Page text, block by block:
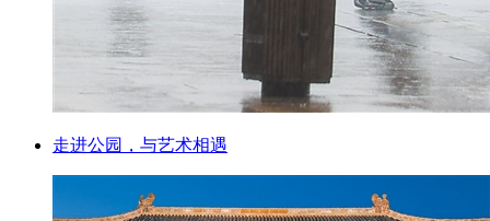
走进公园，与艺术相遇